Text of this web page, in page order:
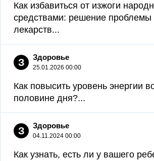
Как избавиться от изжоги
средствами: решение проблемы
лекарств...
З Здоровье
25.01.2026 00:00
Как повысить уровень энергии
половине дня?...
З Здоровье
04.11.2024 00:00
Как узнать, есть ли у вашего